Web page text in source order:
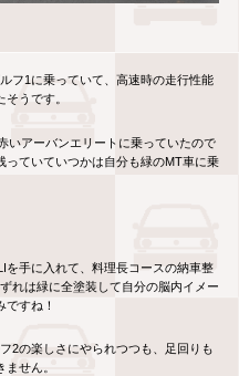
フ1に乗っていて、高速時の走行性能
うです。
いアーバンエリートに乗っていたので
ていていつかは自分も緑のMT車に乗
手に入れて、料理長コースの納車整
れは緑に全塗装して自分の脳内イメー
すね！
2の楽しさにやられつつも、足回りも
せん。